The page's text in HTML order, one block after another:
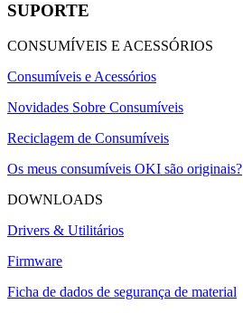
SUPORTE
CONSUMÍVEIS E ACESSÓRIOS
Consumíveis e Acessórios
Novidades Sobre Consumíveis
Reciclagem de Consumíveis
Os meus consumíveis OKI são originais?
DOWNLOADS
Drivers & Utilitários
Firmware
Ficha de dados de segurança de material